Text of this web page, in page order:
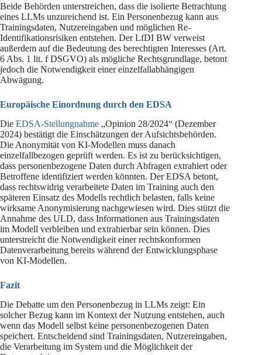
Beide Behörden unterstreichen, dass die isolierte Betrachtung
eines LLMs unzureichend ist. Ein Personenbezug kann aus
Trainingsdaten, Nutzereingaben und möglichen Re-
Identifikationsrisiken entstehen. Der LfDI BW verweist
außerdem auf die Bedeutung des berechtigten Interesses (Art.
6 Abs. 1 lit. f DSGVO) als mögliche Rechtsgrundlage, betont
jedoch die Notwendigkeit einer einzelfallabhängigen
Abwägung.
Europäische Einordnung durch den EDSA
Die EDSA-Stellungnahme „Opinion 28/2024“ (Dezember
2024) bestätigt die Einschätzungen der Aufsichtsbehörden.
Die Anonymität von KI-Modellen muss danach
einzelfallbezogen geprüft werden. Es ist zu berücksichtigen,
dass personenbezogene Daten durch Abfragen extrahiert oder
Betroffene identifiziert werden könnten. Der EDSA betont,
dass rechtswidrig verarbeitete Daten im Training auch den
späteren Einsatz des Modells rechtlich belasten, falls keine
wirksame Anonymisierung nachgewiesen wird. Dies stützt die
Annahme des ULD, dass Informationen aus Trainingsdaten
im Modell verbleiben und extrahierbar sein können. Dies
unterstreicht die Notwendigkeit einer rechtskonformen
Datenverarbeitung bereits während der Entwicklungsphase
von KI-Modellen.
Fazit
Die Debatte um den Personenbezug in LLMs zeigt: Ein
solcher Bezug kann im Kontext der Nutzung entstehen, auch
wenn das Modell selbst keine personenbezogenen Daten
speichert. Entscheidend sind Trainingsdaten, Nutzereingaben,
die Verarbeitung im System und die Möglichkeit der